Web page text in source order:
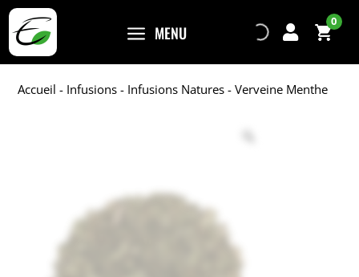
a MENU 
0
Accueil - Infusions - Infusions Natures - Verveine Menthe